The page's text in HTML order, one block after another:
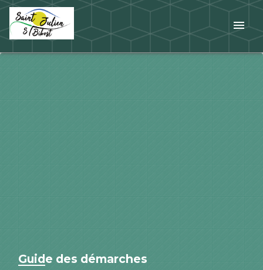
menu
Guide des démarches